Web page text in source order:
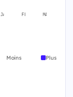
JANV. FÉVR. MARS
Moins Plus